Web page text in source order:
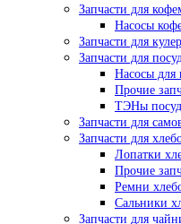
Запчасти для
Насосы
Запчасти для
Запчасти для
Насосы
Прочие
ТЭНы
Запчасти для
Запчасти для
Лопатки
Прочие
Ремни
Сальники
Запчасти для